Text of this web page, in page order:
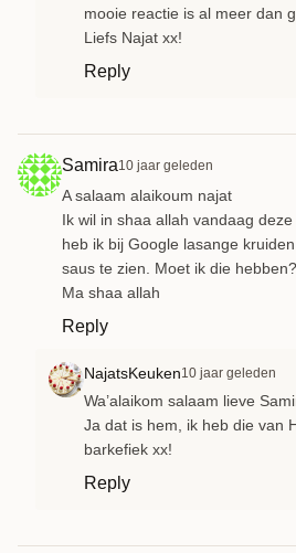
mooie reactie is al meer dan
Liefs Najat xx!
Reply
Samira10 jaar geleden
A salaam alaikoum najat
Ik wil in shaa allah vandaag
heb ik bij Google lasange
saus te zien. Moet ik die
Ma shaa allah
Reply
NajatsKeuken10 jaar geleden
Wa’alaikom salaam lieve
Ja dat is hem, ik heb die van
barkefiek xx!
Reply